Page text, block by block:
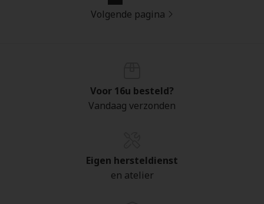
Volgende pagina
Voor 16u besteld?
Vandaag verzonden
Eigen hersteldienst
en atelier